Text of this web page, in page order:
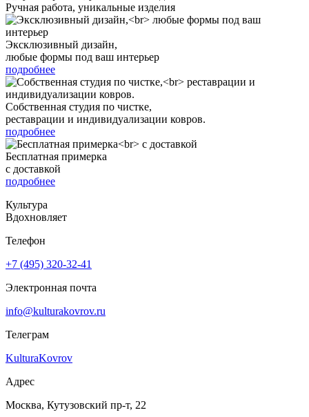
Ручная работа, уникальные изделия
Эксклюзивный дизайн,
любые формы под ваш интерьер
подробнее
Собственная студия по чистке,
реставрации и индивидуализации ковров.
подробнее
Бесплатная примерка
с доставкой
подробнее
Культура
Вдохновляет
Телефон
+7 (495) 320-32-41
Электронная почта
info@kulturakovrov.ru
Телеграм
KulturaKovrov
Адрес
Москва, Кутузовский пр-т, 22